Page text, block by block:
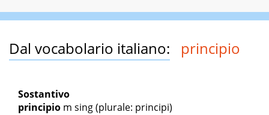
Dal vocabolario italiano: principio
Sostantivo
principio m sing(plurale: principi)